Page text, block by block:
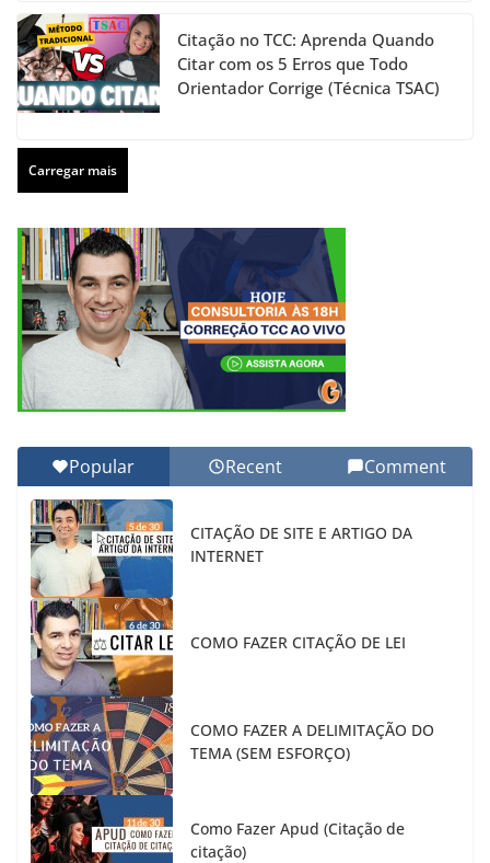
Citação no TCC: Aprenda Quando
Citar com os 5 Erros que Todo
Orientador Corrige (Técnica TSAC)
Carregar mais
Popular Recent Comment
CITAÇÃO DE SITE E ARTIGO DA
INTERNET
COMO FAZER CITAÇÃO DE LEI
COMO FAZER A DELIMITAÇÃO DO
TEMA (SEM ESFORÇO)
Como Fazer Apud (Citação de
citação)